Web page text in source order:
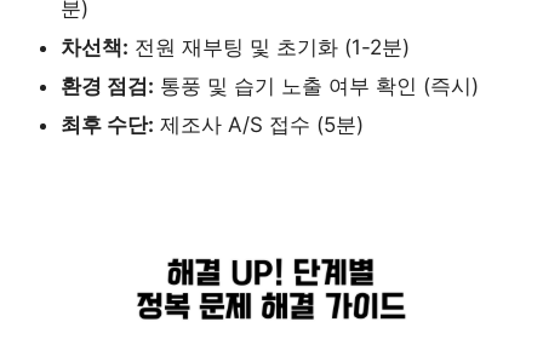
분)
차선책: 전원 재부팅 및 초기화 (1-2분)
환경 점검: 통풍 및 습기 노출 여부 확인 (즉시)
최후 수단: 제조사 A/S 접수 (5분)